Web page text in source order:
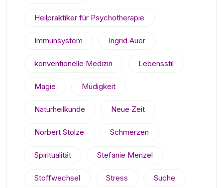
Heilpraktiker für Psychotherapie
Immunsystem Ingrid Auer
konventionelle Medizin Lebensstil
Magie Müdigkeit
Naturheilkunde Neue Zeit
Norbert Stolze Schmerzen
Spiritualität Stefanie Menzel
Stoffwechsel Stress Suche